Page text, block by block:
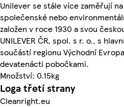
Unilever se stále více zaměřují
společenské nebo
založen v roce 1930 a svou
UNILEVER ČR, spol. s r. o., s
součástí regionu Východní
devatenácti pobočkami.
Množství: 0.15kg
Loga třetí strany
Cleanright.eu